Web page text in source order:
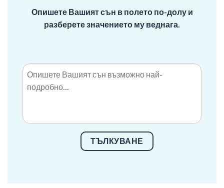
Опишете Вашият сън в полето по-долу и
разберете значението му веднага.
ТЪЛКУВАНЕ